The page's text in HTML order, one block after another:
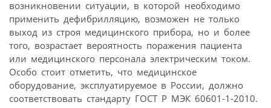
возникновении ситуации, в которой необходимо
применить дефибрилляцию, возможен не только
выход из строя медицинского прибора, но и более
того, возрастает вероятность поражения пациента
или медицинского персонала электрическим током.
Особо стоит отметить, что медицинское
оборудование, эксплуатируемое в России, должно
соответствовать стандарту ГОСТ Р МЭК 60601-1-2010.